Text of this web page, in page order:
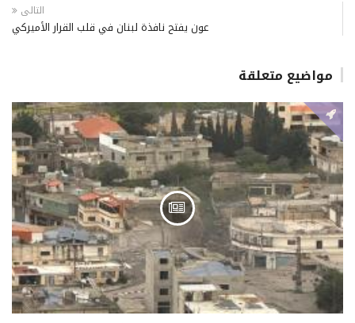
التالى
عون يفتح نافذة لبنان في قلب القرار الأميركي
مواضيع متعلقة